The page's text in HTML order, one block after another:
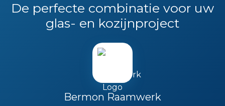
De perfecte combinatie voor uw
glas- en kozijnproject
Bermon Raamwerk